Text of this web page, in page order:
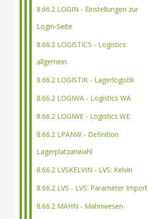
8.66.2 LOGIN - Einstellungen zur
Login-Seite
8.66.2 LOGISTICS - Logistics
allgemein
8.66.2 LOGISTIK - Lagerlogistik
8.66.2 LOGIWA - Logistics WA
8.66.2 LOGIWE - Logistics WE
8.66.2 LPANW - Definition
Lagerplatzanwahl
8.66.2 LVSKELVIN - LVS: Kelvin
8.66.2 LVS - LVS: Parameter Import
8.66.2 MAHN - Mahnwesen